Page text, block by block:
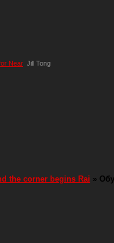
Near Jill Tong
the corner begins Rai »